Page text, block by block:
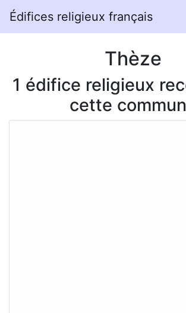
Édifices religieux français
Thèze
1 édifice religieux
cette